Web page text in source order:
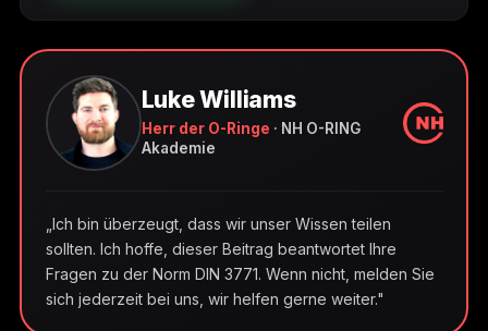
Luke Williams
Herr der O-Ringe · NH O-RING
Akademie
„Ich bin überzeugt, dass wir unser Wissen teilen
sollten. Ich hoffe, dieser Beitrag beantwortet Ihre
Fragen zu der Norm DIN 3771. Wenn nicht, melden Sie
sich jederzeit bei uns, wir helfen gerne weiter."